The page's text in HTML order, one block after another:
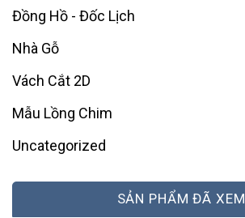
Đồng Hồ - Đốc Lịch
Nhà Gỗ
Vách Cắt 2D
Mẫu Lồng Chim
Uncategorized
SẢN PHẨM ĐÃ XEM